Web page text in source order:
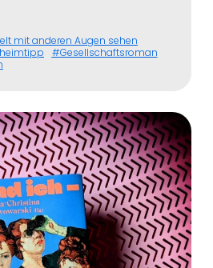
mit anderen Augen sehen
Gesellschaftsroman